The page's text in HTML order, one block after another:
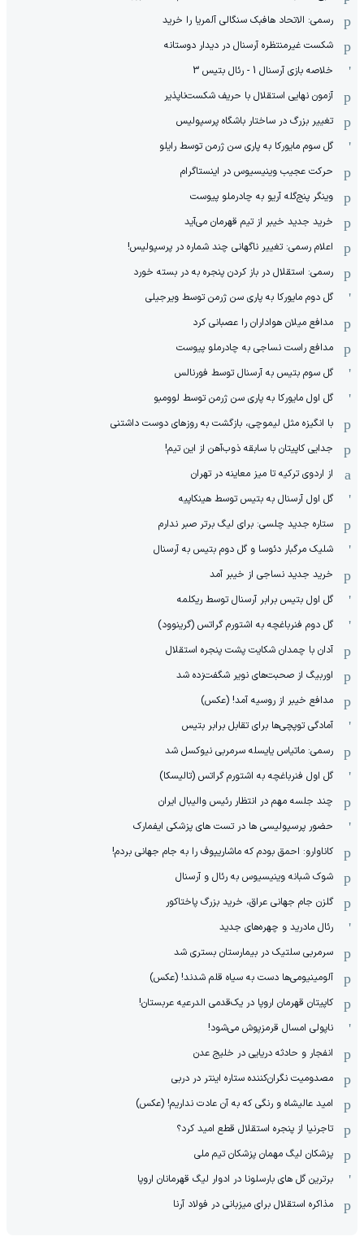
رسمی: الاتحاد هافبک سنگالی آلمریا را خرید
شکست غیرمنتظره آرسنال در دیدار دوستانه
خلاصه بازی آرسنال 1 - رئال بتیس 3
آزمون نهایی استقلال با حریف شکست‌ناپذیر
تغییر بزرگ در ساختار باشگاه پرسپولیس
گل سوم مایورکا به پاری سن ژرمن توسط رایلو
حرکت عجیب وینیسیوس در اینستاگرام
وینگر پنج‌گله آریو به چادرملو پیوست
خرید جدید خیبر از تیم قهرمان می‌آید
اعلام رسمی: تغییر ناگهانی چند شماره در پرسپولیس!
رسمی: استقلال در باز کردن پنجره به در بسته خورد
گل دوم مایورکا به پاری سن ژرمن توسط ویرجیلی
مدافع میلان هواداران را عصبانی کرد
مدافع راست نساجی به چادرملو پیوست
گل سوم بتیس به آرسنال توسط فورنالس
گل اول مایورکا به پاری سن ژرمن توسط لوومبو
با انگیزه مثل لیموچی، بازگشت به روزهای دوست داشتنی
جدایی کاپیتان با سابقه ذوب‌آهن از این تیم!
از اردوی ترکیه تا میز معاینه در تهران
گل اول آرسنال به بتیس توسط هینکاپیه
ستاره جدید چلسی: برای لیگ برتر صبر ندارم
شلیک مرگبار دئوسا و گل دوم بتیس به آرسنال
خرید جدید نساجی از خیبر آمد
گل اول بتیس برابر آرسنال توسط ریکلمه
گل دوم فنرباغچه به اشتورم گراتس (گرینوود)
آدان با چمدان شکایت پشت پنجره استقلال
اوربیگ از صحبت‌های نویر شگفت‌زده شد
مدافع خیبر از روسیه آمد! (عکس)
آمادگی توپچی‌ها برای تقابل برابر بتیس
رسمی: ماتیاس یایسله سرمربی نیوکسل شد
گل اول فنرباغچه به اشتورم گراتس (تالیسکا)
چند جلسه مهم در انتظار رئیس والیبال ایران
حضور پرسپولیسی ها در تست های پزشکی ایفمارک
کاناوارو: احمق بودم که ماشاریپوف را به جام جهانی بردم!
شوک شبانه وینیسیوس به رئال و آرسنال
گلزن جام جهانی عراق، خرید بزرگ پاختاکور
رئال مادرید و چهره‌های جدید
سرمربی سلتیک در بیمارستان بستری شد
آلومینیومی‌ها دست به سیاه قلم شدند! (عکس)
کاپیتان قهرمان اروپا در یک‌قدمی الدرعیه عربستان!
ناپولی امسال قرمزپوش می‌شود!
انفجار و حادثه دریایی در خلیج عدن
مصدومیت نگران‌کننده ستاره اینتر در دربی
امید عالیشاه و رنگی که به آن عادت نداریم! (عکس)
تاجرنیا از پنجره استقلال قطع امید کرد؟
پزشکان لیگ مهمان پزشکان تیم ملی
برترین گل های بارسلونا در ادوار لیگ قهرمانان اروپا
مذاکره استقلال برای میزبانی در فولاد آرنا